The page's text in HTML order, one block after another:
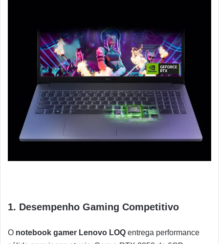
1. Desempenho Gaming Competitivo
O notebook gamer Lenovo LOQ entrega performance